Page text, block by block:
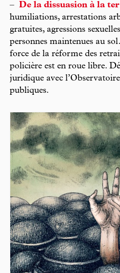
– De la dissuasion à la
humiliations, arrestations
gratuites, agressions
personnes maintenues au
force de la réforme des
policière est en roue libre.
juridique avec
publiques.